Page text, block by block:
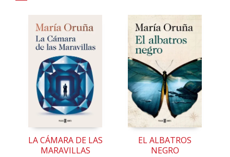
LA CÁMARA DE LAS
MARAVILLAS
EL ALBATROS
NEGRO